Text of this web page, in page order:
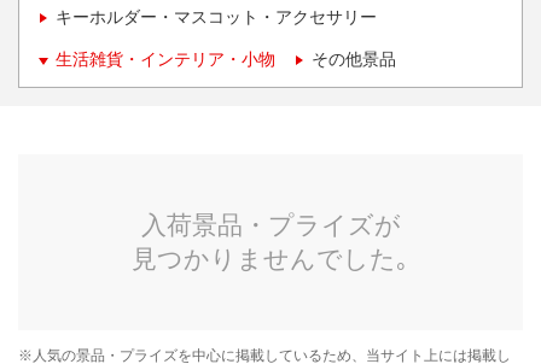
キーホルダー・マスコット・アクセサリー
生活雑貨・インテリア・小物 その他景品